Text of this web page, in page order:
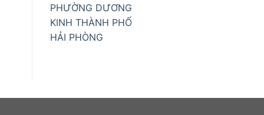
PHƯỜNG DƯƠNG
KINH THÀNH PHỐ
HẢI PHÒNG